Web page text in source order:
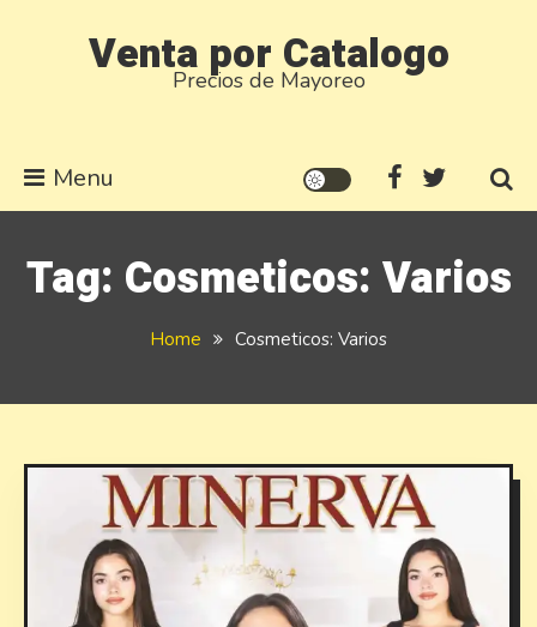
Venta por Catalogo
Precios de Mayoreo
Menu
Tag: Cosmeticos: Varios
Home Cosmeticos: Varios